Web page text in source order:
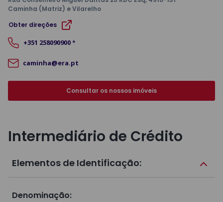
Caminha (Matriz) e Vilarelho
Obter direções
+351 258090900 *
caminha@era.pt
Consultar os nossos imóveis
Intermediário de Crédito
Elementos de Identificação:
Denominação: